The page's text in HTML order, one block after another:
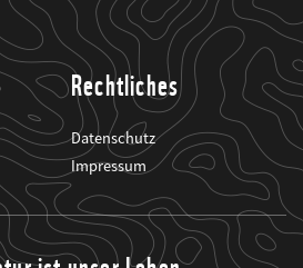
Rechtliches
Datenschutz
Impressum